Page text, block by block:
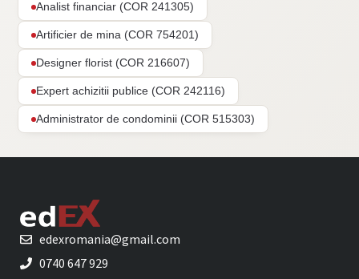
Analist financiar (COR 241305)
Artificier de mina (COR 754201)
Designer florist (COR 216607)
Expert achizitii publice (COR 242116)
Administrator de condominii (COR 515303)
edexromania@gmail.com
0740 647 929